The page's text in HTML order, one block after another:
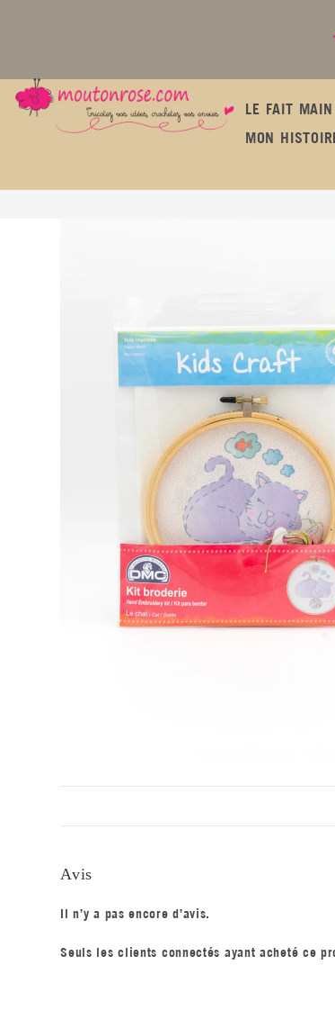
LE FAIT MAIN
MON
Avis
Il n’y a pas encore d’avis.
Seuls les clients connectés ayant acheté ce